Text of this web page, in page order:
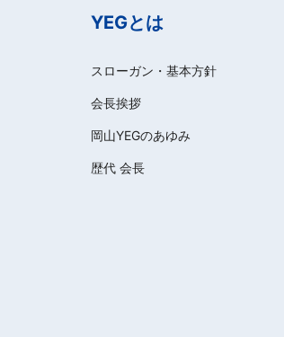
YEGとは
スローガン・基本方針
会長挨拶
岡山YEGのあゆみ
歴代 会長